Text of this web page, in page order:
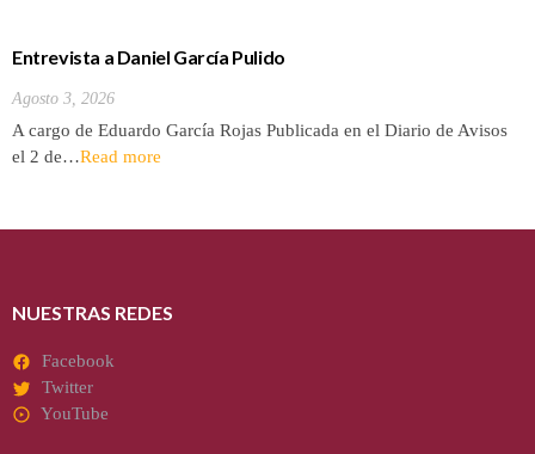
Entrevista a Daniel García Pulido
Agosto 3, 2026
A cargo de Eduardo García Rojas Publicada en el Diario de Avisos
el 2 de…Read more
NUESTRAS REDES
Facebook
Twitter
YouTube